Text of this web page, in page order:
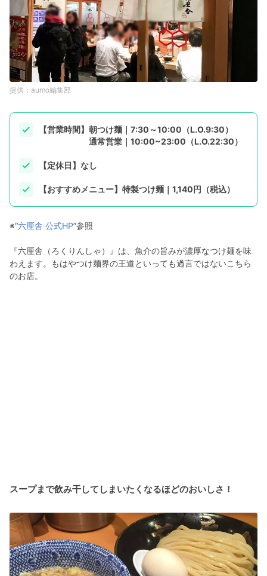
aumo編集部
【営業時間】朝つけ麺｜7:30～10:00（L.O.9:30）
通常営業｜10:00~23:00（L.O.22:30）
【定休日】なし
【おすすめメニュー】特製つけ麺｜1,140円（税込）
※“六厘舎 公式HP”参照
『六厘舎（ろくりんしゃ）』は、魚介の旨みが濃厚なつけ麺を味
わえます。もはやつけ麺界の王道といっても過言ではないこちら
のお店。
スープまで飲み干してしまいたくなるほどのおいしさ！